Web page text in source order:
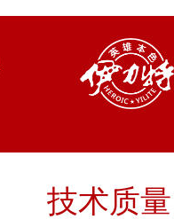
技术质量